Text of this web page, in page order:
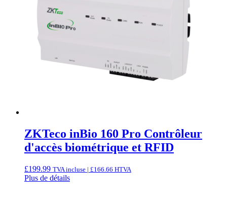
ZKTeco inBio 160 Pro Contrôleur
d'accès biométrique et RFID
£199.99 TVA incluse | £166.66 HTVA
Plus de détails